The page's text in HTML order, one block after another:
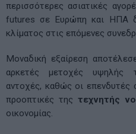
περισσότερες ασιατικές
futures σε Ευρώπη και ΗΠΑ
κλίματος στις επόμενες
Μοναδική εξαίρεση
αρκετές μετοχές υψηλής
αντοχές, καθώς οι επενδυτές
προοπτικές της τεχνητής
οικονομίας.